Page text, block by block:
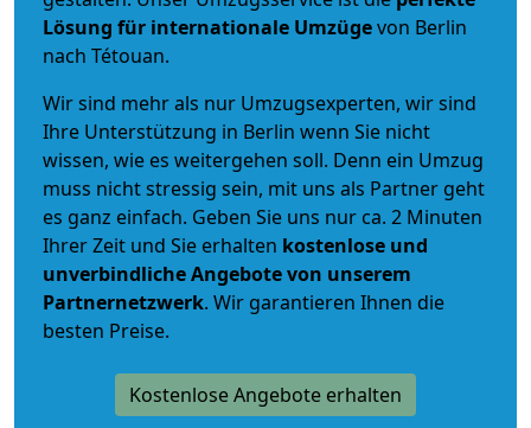
Lösung für internationale Umzügevon Berlin
nach Tétouan.
Wir sind mehr als nur Umzugsexperten, wir sind
Ihre Unterstützung in Berlin wenn Sie nicht
wissen, wie es weitergehen soll. Denn ein Umzug
muss nicht stressig sein, mit uns als Partner geht
es ganz einfach. Geben Sie uns nur ca. 2 Minuten
Ihrer Zeit und Sie erhalten kostenlose und
unverbindlicheAngebote von unserem
Partnernetzwerk. Wir garantieren Ihnen die
besten Preise.
Kostenlose Angebote erhalten